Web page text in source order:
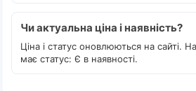
Чи актуальна ціна і наявність?
Ціна і статус оновлюються на сайті.
має статус: Є в наявності.